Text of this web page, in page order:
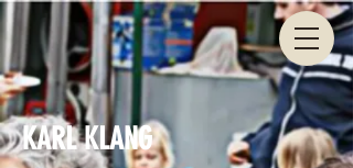
KARL KLANG